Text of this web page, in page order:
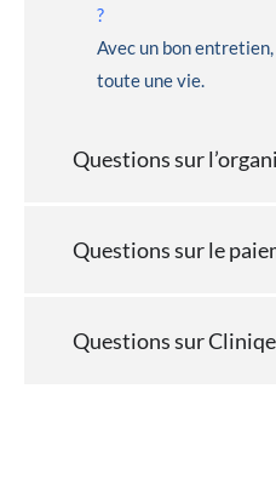
?
Avec un bon
toute une vie.
Questions sur
Questions sur le
Questions sur